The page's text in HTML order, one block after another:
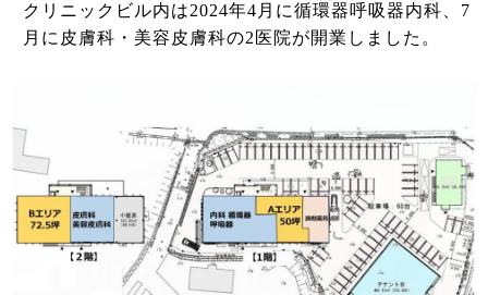
クリニックビル内は2024年4月に循環器呼吸器内科、7
月に皮膚科・美容皮膚科の2医院が開業しました。